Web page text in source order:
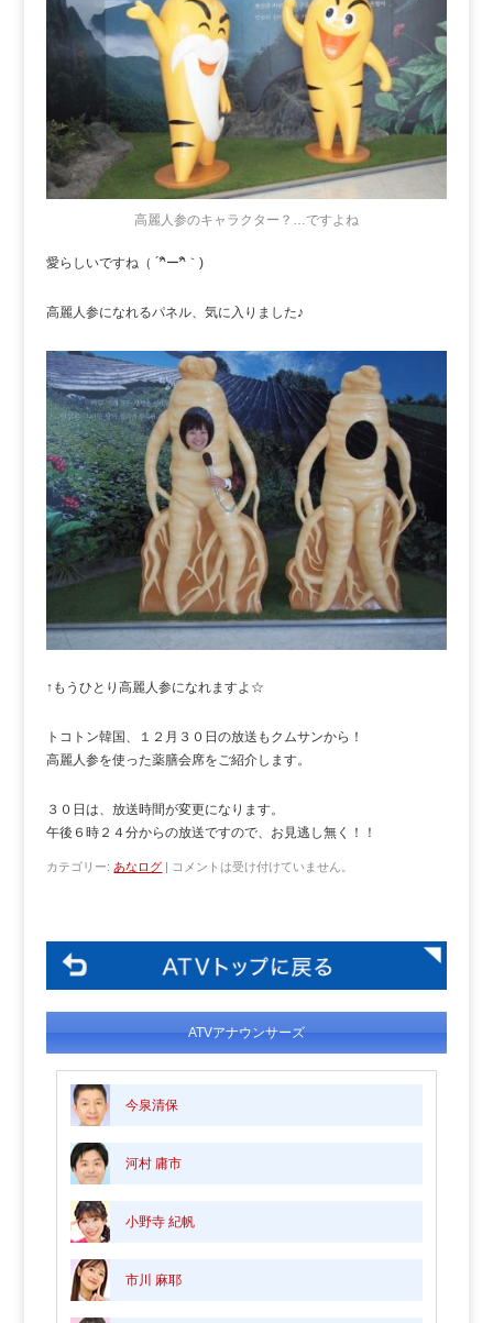
高麗人参のキャラクター？…ですよね
愛らしいですね（ ´^ิー^ิ｀)
高麗人参になれるパネル、気に入りました♪
↑もうひとり高麗人参になれますよ☆
トコトン韓国、１２月３０日の放送もクムサンから！
高麗人参を使った薬膳会席をご紹介します。
３０日は、放送時間が変更になります。
午後６時２４分からの放送ですので、お見逃し無く！！
カテゴリー: あなログ | コメントは受け付けていません。
ATVアナウンサーズ
今泉清保
河村 庸市
小野寺 紀帆
市川 麻耶